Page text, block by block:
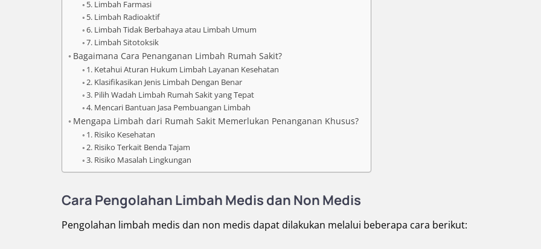
5. Limbah Farmasi
5. Limbah Radioaktif
6. Limbah Tidak Berbahaya atau Limbah Umum
7. Limbah Sitotoksik
Bagaimana Cara Penanganan Limbah Rumah Sakit?
1. Ketahui Aturan Hukum Limbah Layanan Kesehatan
2. Klasifikasikan Jenis Limbah Dengan Benar
3. Pilih Wadah Limbah Rumah Sakit yang Tepat
4. Mencari Bantuan Jasa Pembuangan Limbah
Mengapa Limbah dari Rumah Sakit Memerlukan Penanganan Khusus?
1. Risiko Kesehatan
2. Risiko Terkait Benda Tajam
3. Risiko Masalah Lingkungan
Cara Pengolahan Limbah Medis dan Non Medis
Pengolahan limbah medis dan non medis dapat dilakukan melalui beberapa cara berikut: